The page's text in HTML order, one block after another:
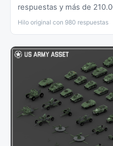
respuestas y más de
había convertido en una
Hilo original con 980 respuestas